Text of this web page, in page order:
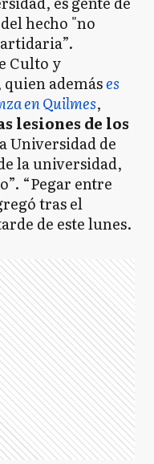
hecho "no
Culto y
quien ademáses
en Quilmes,
lesiones de los
Universidad de
la universidad,
“Pegar entre
tras el
de este lunes.